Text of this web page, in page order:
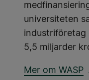
universiteten
industriföretag
5,5 miljarder
Mer om WASP